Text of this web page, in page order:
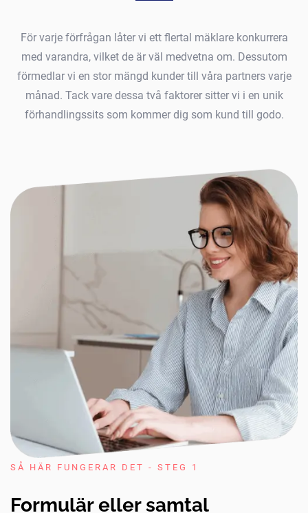
För varje förfrågan låter vi ett flertal mäklare konkurrera
med varandra, vilket de är väl medvetna om. Dessutom
förmedlar vi en stor mängd kunder till våra partners varje
månad. Tack vare dessa två faktorer sitter vi i en unik
förhandlingssits som kommer dig som kund till godo.
SÅ HÄR FUNGERAR DET - STEG 1
Formulär eller samtal